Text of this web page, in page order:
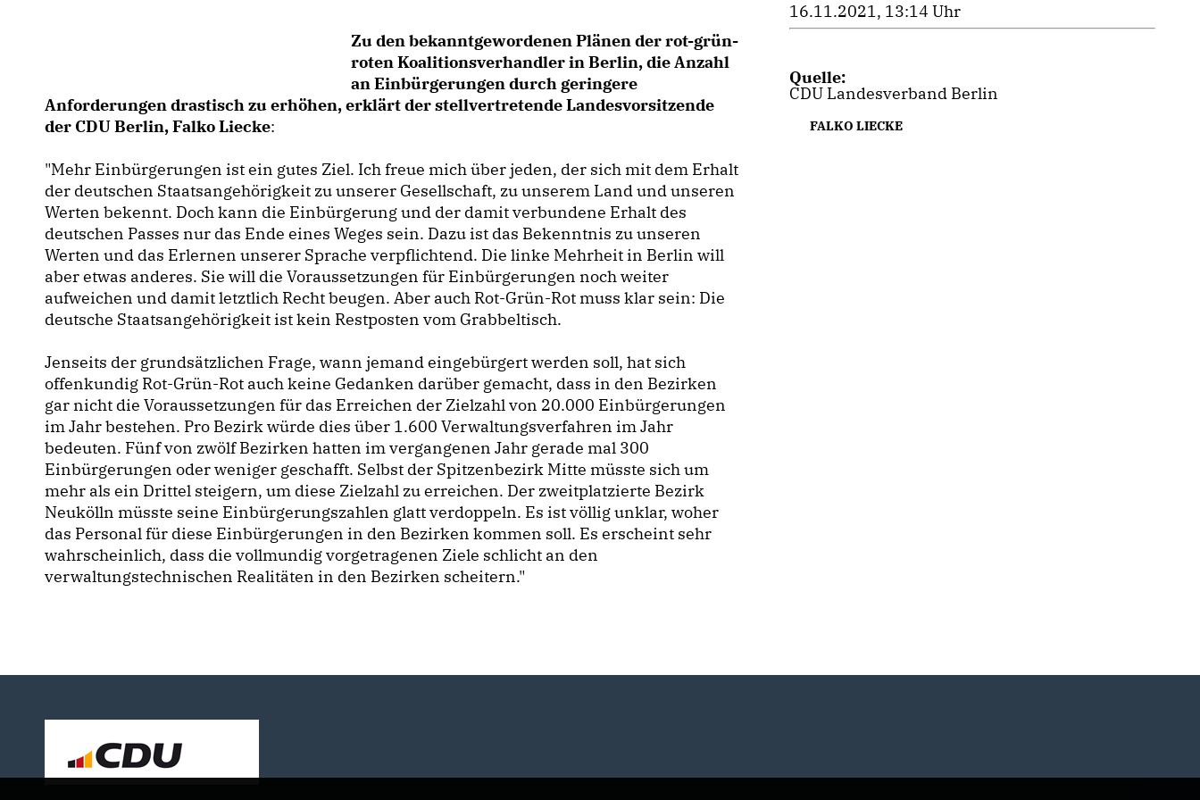
Zu den bekanntgewordenen Plänen der rot-grün-
roten Koalitionsverhandler in Berlin, die Anzahl
an Einbürgerungen durch geringere
Anforderungen drastisch zu erhöhen, erklärt der stellvertretende Landesvorsitzende
der CDU Berlin, Falko Liecke:
"Mehr Einbürgerungen ist ein gutes Ziel. Ich freue mich über jeden, der sich mit dem Erhalt
der deutschen Staatsangehörigkeit zu unserer Gesellschaft, zu unserem Land und unseren
Werten bekennt. Doch kann die Einbürgerung und der damit verbundene Erhalt des
deutschen Passes nur das Ende eines Weges sein. Dazu ist das Bekenntnis zu unseren
Werten und das Erlernen unserer Sprache verpflichtend. Die linke Mehrheit in Berlin will
aber etwas anderes. Sie will die Voraussetzungen für Einbürgerungen noch weiter
aufweichen und damit letztlich Recht beugen. Aber auch Rot-Grün-Rot muss klar sein: Die
deutsche Staatsangehörigkeit ist kein Restposten vom Grabbeltisch.
Jenseits der grundsätzlichen Frage, wann jemand eingebürgert werden soll, hat sich
offenkundig Rot-Grün-Rot auch keine Gedanken darüber gemacht, dass in den Bezirken
gar nicht die Voraussetzungen für das Erreichen der Zielzahl von 20.000 Einbürgerungen
im Jahr bestehen. Pro Bezirk würde dies über 1.600 Verwaltungsverfahren im Jahr
bedeuten. Fünf von zwölf Bezirken hatten im vergangenen Jahr gerade mal 300
Einbürgerungen oder weniger geschafft. Selbst der Spitzenbezirk Mitte müsste sich um
mehr als ein Drittel steigern, um diese Zielzahl zu erreichen. Der zweitplatzierte Bezirk
Neukölln müsste seine Einbürgerungszahlen glatt verdoppeln. Es ist völlig unklar, woher
das Personal für diese Einbürgerungen in den Bezirken kommen soll. Es erscheint sehr
wahrscheinlich, dass die vollmundig vorgetragenen Ziele schlicht an den
verwaltungstechnischen Realitäten in den Bezirken scheitern."
16.11.2021, 13:14 Uhr
Quelle:
CDU Landesverband Berlin
FALKO LIECKE